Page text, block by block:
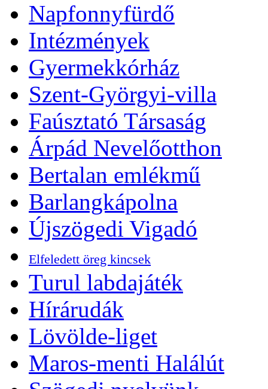
Napfonnyfürdő
Intézmények
Gyermekkórház
Szent-Györgyi-villa
Faúsztató Társaság
Árpád Nevelőotthon
Bertalan emlékmű
Barlangkápolna
Újszögedi Vigadó
Elfeledett öreg kincsek
Turul labdajáték
Hírárudák
Lövölde-liget
Maros-menti Halálút